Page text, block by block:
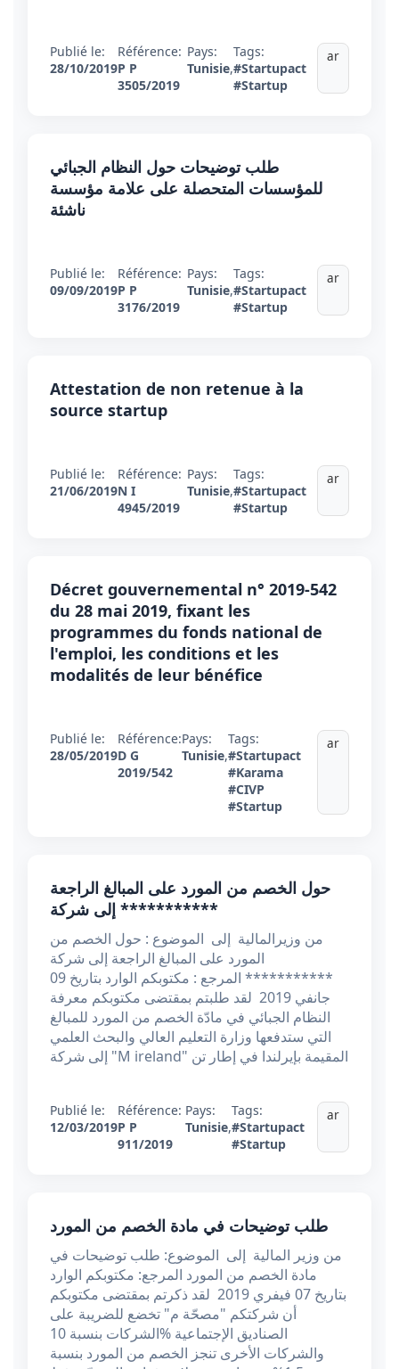
Publié le:
28/10/2019
Référence:
P P
3505/2019
Pays:
Tunisie,
Tags:
#Startupact
#Startup
ar
طلب توضيحات حول النظام الجبائي
للمؤسسات المتحصلة على علامة مؤسسة
ناشئة
Publié le:
09/09/2019
Référence:
P P
3176/2019
Pays:
Tunisie,
Tags:
#Startupact
#Startup
ar
Attestation de non retenue à la
source startup
Publié le:
21/06/2019
Référence:
N I
4945/2019
Pays:
Tunisie,
Tags:
#Startupact
#Startup
ar
Décret gouvernemental n° 2019-542
du 28 mai 2019, fixant les
programmes du fonds national de
l'emploi, les conditions et les
modalités de leur bénéfice
Publié le:
28/05/2019
Référence:
D G
2019/542
Pays:
Tunisie,
Tags:
#Startupact
#Karama
#CIVP
#Startup
ar
حول الخصم من المورد على المبالغ الراجعة
إلى شركة ***********
من وزيرالمالية إلى الموضوع : حول الخصم من
المورد على المبالغ الراجعة إلى شركة
*********** المرجع : مكتوبكم الوارد بتاريخ 09
جانفي 2019 لقد طلبتم بمقتضى مكتوبكم معرفة
النظام الجبائي في مادّة الخصم من المورد للمبالغ
التي ستدفعها وزارة التعليم العالي والبحث العلمي
إلى شركة "M ireland" المقيمة بإيرلندا في إطار تن
Publié le:
12/03/2019
Référence:
P P
911/2019
Pays:
Tunisie,
Tags:
#Startupact
#Startup
ar
طلب توضيحات في مادة الخصم من المورد
من وزير المالية إلى الموضوع: طلب توضيحات في
مادة الخصم من المورد المرجع: مكتوبكم الوارد
بتاريخ 07 فيفري 2019 لقد ذكرتم بمقتضى مكتوبكم
أن شركتكم "مصحّة م" تخضع للضريبة على
الشركات بنسبة 10% ‎‏الصناديق الإجتماعية
والشركات الأخرى تنجز الخصم من المورد بنسبة